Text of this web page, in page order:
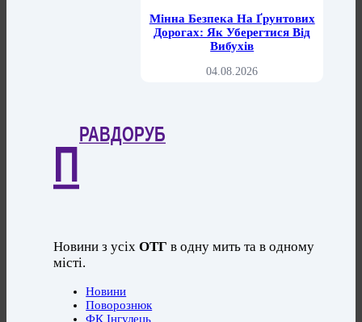
Мінна Безпека На Ґрунтових
Дорогах: Як Уберегтися Від
Вибухів
04.08.2026
П
РАВДОРУБ
Новини з усіхОТГ в одну мить та в одному
місті.
Новини
Поворознюк
ФК Інгулець